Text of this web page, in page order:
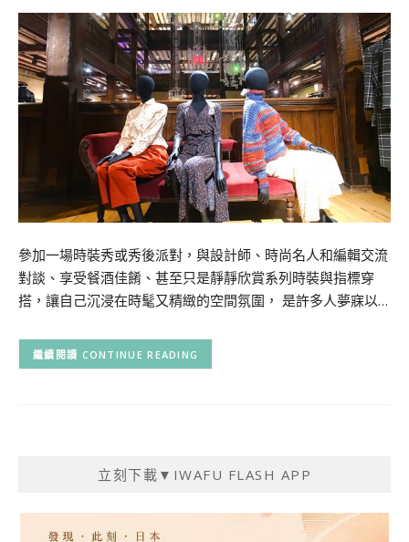
參加一場時裝秀或秀後派對，與設計師、時尚名人和編輯交流
對談、享受餐酒佳餚、甚至只是靜靜欣賞系列時裝與指標穿
搭，讓自己沉浸在時髦又精緻的空間氛圍， 是許多人夢寐以…
CONTINUE READING
立刻下載▼IWAFU FLASH APP